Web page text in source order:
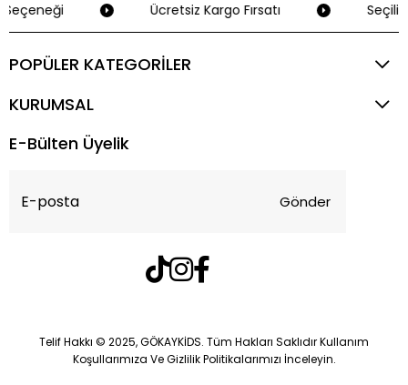
Ücretsiz Kargo Fırsatı Seçili
POPÜLER KATEGORİLER
KURUMSAL
E-Bülten Üyelik
Gönder
Telif Hakkı © 2025, GÖKAYKİDS. Tüm Hakları Saklıdır Kullanım
Koşullarımıza Ve Gizlilik Politikalarımızı İnceleyin.